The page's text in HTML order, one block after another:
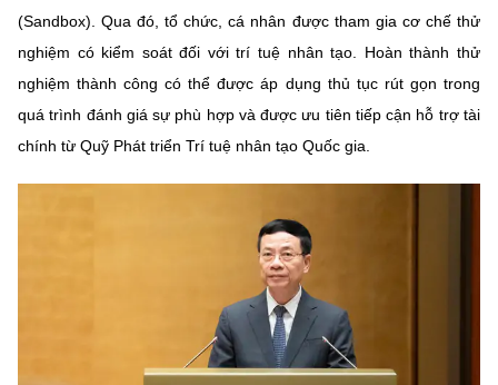
Chọn ngôn ngữ
BỘ KHOA HỌC VÀ CÔNG NGHỆ
Theo dõi MST:
Cơ quan chủ quản: Bộ Khoa học và Công nghệ (MST)
Chịu trách nhiệm nội dung: Nguyễn Thị Hải Hằng
Giám đốc Trung tâm Truyền thông Khoa học và Công nghệ.
(Sandbox). Qua đó, tổ chức, cá nhân được tham gia cơ chế thử
nghiệm có kiểm soát đối với trí tuệ nhân tạo. Hoàn thành thử
nghiệm thành công có thể được áp dụng thủ tục rút gọn trong
quá trình đánh giá sự phù hợp và được ưu tiên tiếp cận hỗ trợ tài
chính từ Quỹ Phát triển Trí tuệ nhân tạo Quốc gia.